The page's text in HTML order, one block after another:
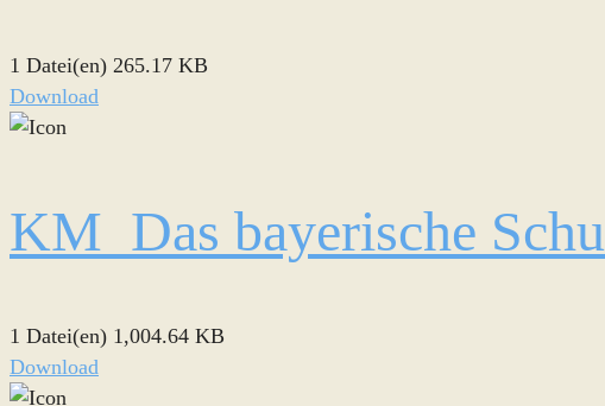
1 Datei(en) 265.17 KB
Download
KM_Das bayerische
1 Datei(en) 1,004.64 KB
Download